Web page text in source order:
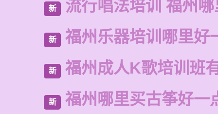
新 流行唱法培训 福州
新 福州乐器培训哪里好
新 福州成人K歌培训班
新 福州哪里买古筝好一